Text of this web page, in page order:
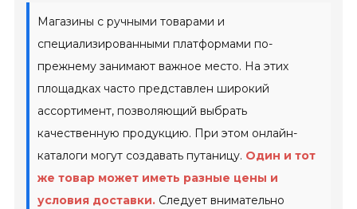
Магазины с ручными товарами и
специализированными платформами по-
прежнему занимают важное место. На этих
площадках часто представлен широкий
ассортимент, позволяющий выбрать
качественную продукцию. При этом онлайн-
каталоги могут создавать путаницу. Один и тот
же товар может иметь разные цены и
условия доставки. Следует внимательно